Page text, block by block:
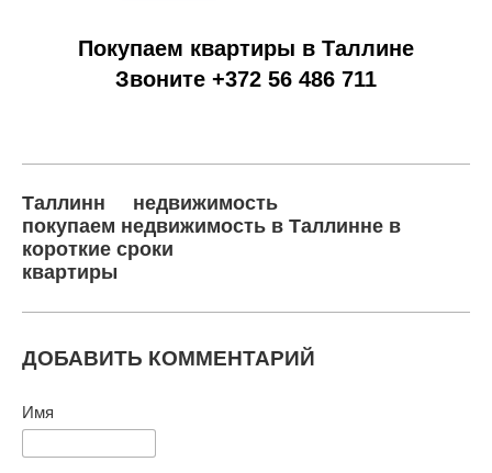
Покупаем квартиры в Таллине
Звоните +372 56 486 711
Таллинн
недвижимость
покупаем недвижимость в Таллинне в
короткие сроки
квартиры
ДОБАВИТЬ КОММЕНТАРИЙ
Имя